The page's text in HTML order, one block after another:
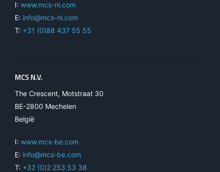
I: www.mcs-nl.com
E: info@mcs-nl.com
T: +31 (0)88 437 55 55
MCS N.V.
The Crescent, Motstraat 30
BE-2800 Mechelen
België
I: www.mcs-be.com
E: info@mcs-be.com
T: +32 (0)2 253 53 38